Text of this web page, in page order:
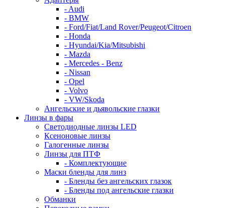
- Audi
- BMW
- Ford/Fiat/Land Rover/Peugeot/Citroen
- Honda
- Hyundai/Kia/Mitsubishi
- Mazda
- Mercedes - Benz
- Nissan
- Opel
- Volvo
- VW/Skoda
Ангельские и дьявольские глазки
Линзы в фары
Светодиодные линзы LED
Ксеноновые линзы
Галогенные линзы
Линзы для ПТФ
- Комплектующие
Маски бленды для линз
- Бленды без ангельских глазок
- Бленды под ангельские глазки
Обманки